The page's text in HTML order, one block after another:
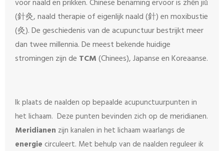
voor naald en prikken. Chinese benaming ervoor is zhēn jiǔ
(針灸, naald therapie of eigenlijk naald (針) en moxibustie
(灸). De geschiedenis van de acupunctuur bestrijkt meer
dan twee millennia. De meest bekende huidige
stromingen zijn de TCM(Chinees), Japanse en Koreaanse.
Ik plaats de naalden op bepaalde acupunctuurpunten in
het lichaam. Deze punten bevinden zich op de meridianen.
Meridianen zijn kanalen in het lichaam waarlangs de
energie circuleert. Met behulp van de naalden reguleer ik